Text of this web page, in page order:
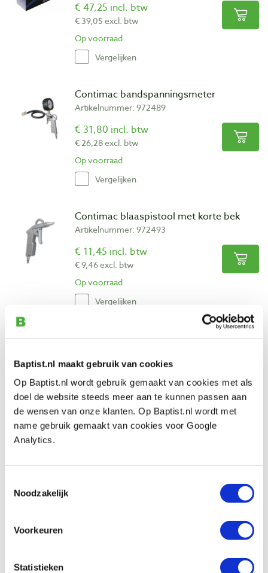
Baptist.nl maakt gebruik van cookies
Op Baptist.nl wordt gebruik gemaakt van cookies met als
doel de website steeds meer aan te kunnen passen aan
de wensen van onze klanten. Op Baptist.nl wordt met
name gebruik gemaakt van cookies voor Google
Analytics.
Noodzakelijk
Voorkeuren
Statistieken
€ 47,25 incl. btw
€ 39,05 excl. btw
Op voorraad
Vergelijken
Contimac bandspanningsmeter
Artikelnummer: 972489
€ 31,80 incl. btw
€ 26,28 excl. btw
Op voorraad
Vergelijken
Contimac blaaspistool met korte bek
Artikelnummer: 972493
€ 11,45 incl. btw
€ 9,46 excl. btw
Op voorraad
Vergelijken
Contimac blaaspistool met lange bek
€ 12,10 incl. btw
€ 10,00 excl. btw
Op voorraad
Vergelijken